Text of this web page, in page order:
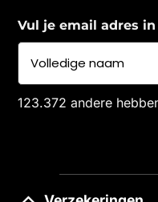
Vul je email adres
123.372 andere